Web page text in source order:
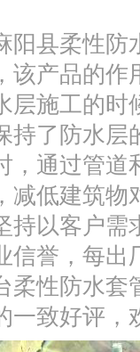
阳县柔性防
该产品的作
层施工的时
持了防水层
，通过管道
减低建筑物
持以客户需
信誉，每
柔性防水套
一致好评，